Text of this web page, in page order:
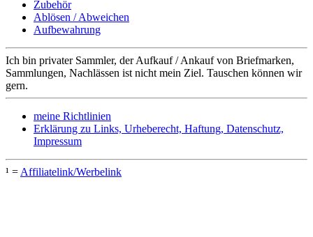
Zubehör
Ablösen / Abweichen
Aufbewahrung
Ich bin privater Sammler, der Aufkauf / Ankauf von Briefmarken,
Sammlungen, Nachlässen ist nicht mein Ziel. Tauschen können wir
gern.
meine Richtlinien
Erklärung zu Links, Urheberecht, Haftung, Datenschutz,
Impressum
¹ = Affiliatelink/Werbelink